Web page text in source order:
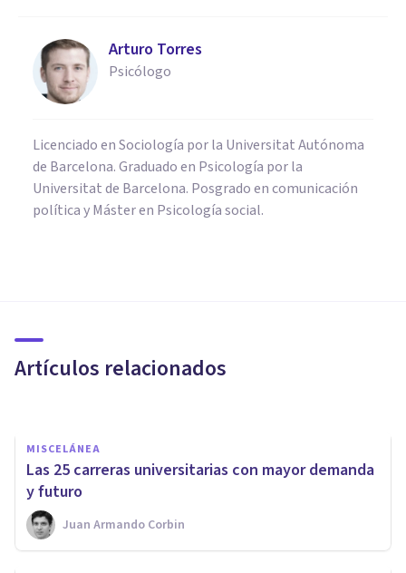
Arturo Torres
Psicólogo
Licenciado en Sociología por la Universitat Autónoma
de Barcelona. Graduado en Psicología por la
Universitat de Barcelona. Posgrado en comunicación
política y Máster en Psicología social.
Artículos relacionados
de En Equilibrio Mental
MISCELÁNEA
​Las 25 carreras universitarias con mayor demanda
y futuro
Juan Armando Corbin